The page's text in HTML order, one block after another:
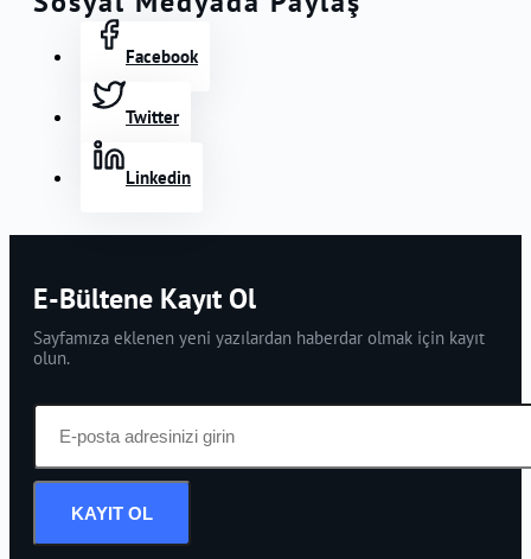
Facebook
Twitter
Linkedin
E-Bültene Kayıt Ol
Sayfamıza eklenen yeni yazılardan haberdar olmak için kayıt
olun.
KAYIT OL